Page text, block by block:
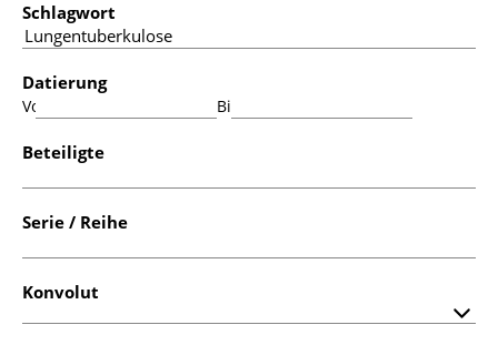
Schlagwort
Datierung
Von: Bis:
Beteiligte
Serie / Reihe
Konvolut